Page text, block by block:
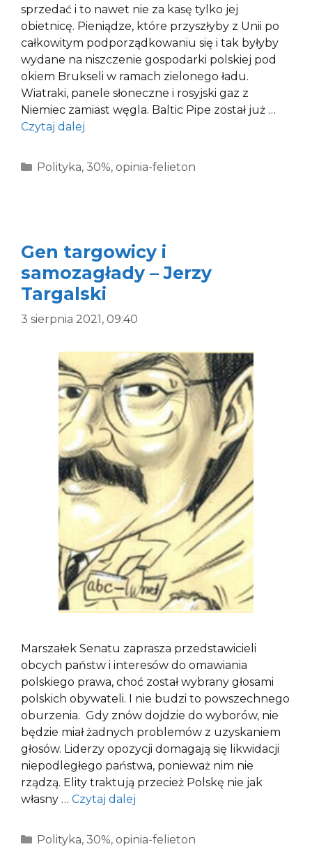
sprzedać i to nawet nie za kasę tylko jej
obietnicę. Pieniądze, które przyszłyby z Unii po
całkowitym podporządkowaniu się i tak byłyby
wydane na niszczenie gospodarki polskiej pod
okiem Brukseli w ramach zielonego ładu.
Wiatraki, panele słoneczne i rosyjski gaz z
Niemiec zamiast węgla. Baltic Pipe został już …
Czytaj dalej
Kategorie
Polityka, 30%, opinia-felieton
Gen targowicy i
samozagłady – Jerzy
Targalski
3 sierpnia 2021, 09:40
Marszałek Senatu zaprasza przedstawicieli
obcych państw i interesów do omawiania
polskiego prawa, choć został wybrany głosami
polskich obywateli. I nie budzi to powszechnego
oburzenia. Gdy znów dojdzie do wyborów, nie
będzie miał żadnych problemów z uzyskaniem
głosów. Liderzy opozycji domagają się likwidacji
niepodległego państwa, ponieważ nim nie
rządzą. Elity traktują przecież Polskę nie jak
własny … Czytaj dalej
Kategorie
Polityka, 30%, opinia-felieton